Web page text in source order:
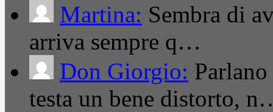
Martina: Sembra di
arriva sempre q…
Don Giorgio:
testa un bene distorto,